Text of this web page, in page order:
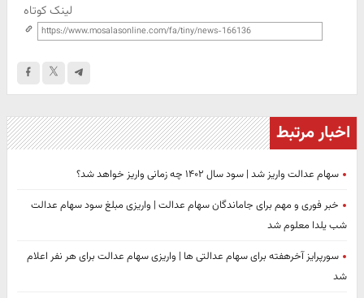
لینک کوتاه
اخبار مرتبط
سهام عدالت واریز شد | سود سال ۱۴۰۲ چه زمانی واریز خواهد شد؟
خبر فوری و مهم برای جاماندگان سهام عدالت | واریزی مبلغ سود سهام عدالت
شب یلدا معلوم شد
سورپرایز آخرهفته برای سهام عدالتی ها | واریزی سهام عدالت برای هر نفر اعلام
شد